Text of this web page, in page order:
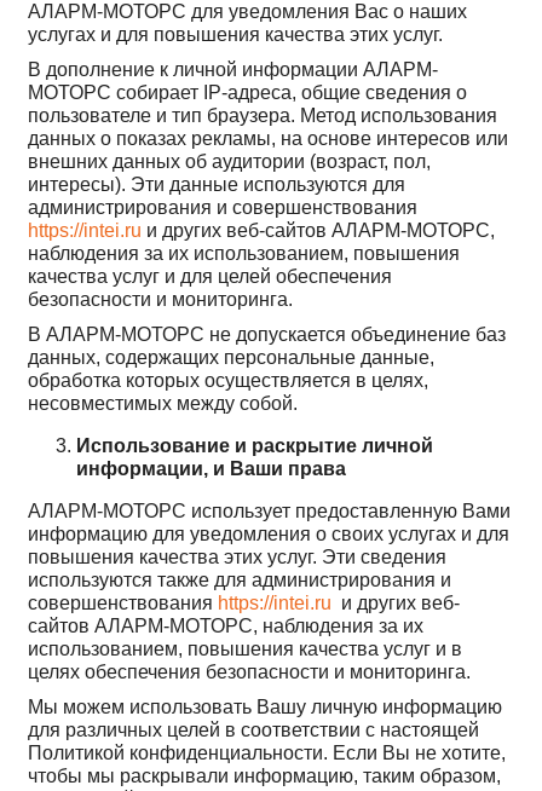
АЛАРМ-МОТОРС для уведомления Вас о наших
услугах и для повышения качества этих услуг.
В дополнение к личной информации АЛАРМ-
МОТОРС собирает IP-адреса, общие сведения о
пользователе и тип браузера. Метод использования
данных о показах рекламы, на основе интересов или
внешних данных об аудитории (возраст, пол,
интересы). Эти данные используются для
администрирования и совершенствования
https://intei.ru и других веб-сайтов АЛАРМ-МОТОРС,
наблюдения за их использованием, повышения
качества услуг и для целей обеспечения
безопасности и мониторинга.
В АЛАРМ-МОТОРС не допускается объединение баз
данных, содержащих персональные данные,
обработка которых осуществляется в целях,
несовместимых между собой.
Использование и раскрытие личной
информации, и Ваши права
АЛАРМ-МОТОРС использует предоставленную Вами
информацию для уведомления о своих услугах и для
повышения качества этих услуг. Эти сведения
используются также для администрирования и
совершенствования https://intei.ru и других веб-
сайтов АЛАРМ-МОТОРС, наблюдения за их
использованием, повышения качества услуг и в
целях обеспечения безопасности и мониторинга.
Мы можем использовать Вашу личную информацию
для различных целей в соответствии с настоящей
Политикой конфиденциальности. Если Вы не хотите,
чтобы мы раскрывали информацию, таким образом,